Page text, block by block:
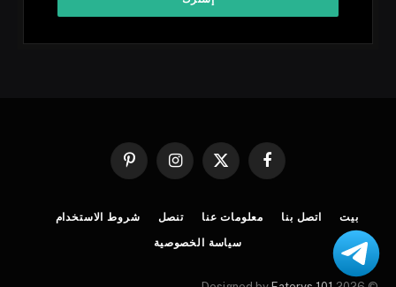
فيسبوك
X
الانستغرامبينتيريست
بيت اتصل بنا معلومات عنا تنصل شروط الاستخدام
سياسة الخصوصية